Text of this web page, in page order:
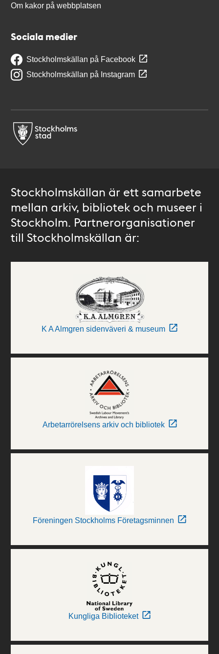
Om kakor på webbplatsen
Sociala medier
Stockholmskällan på Facebook
Stockholmskällan på Instagram
Stockholmskällan är ett samarbete
mellan arkiv, bibliotek och museer i
Stockholm. Partnerorganisationer
till Stockholmskällan är:
K A Almgren sidenväveri & museum
Arbetarrörelsens arkiv och bibliotek
Föreningen Stockholms Företagsminnen
Kungliga Biblioteket